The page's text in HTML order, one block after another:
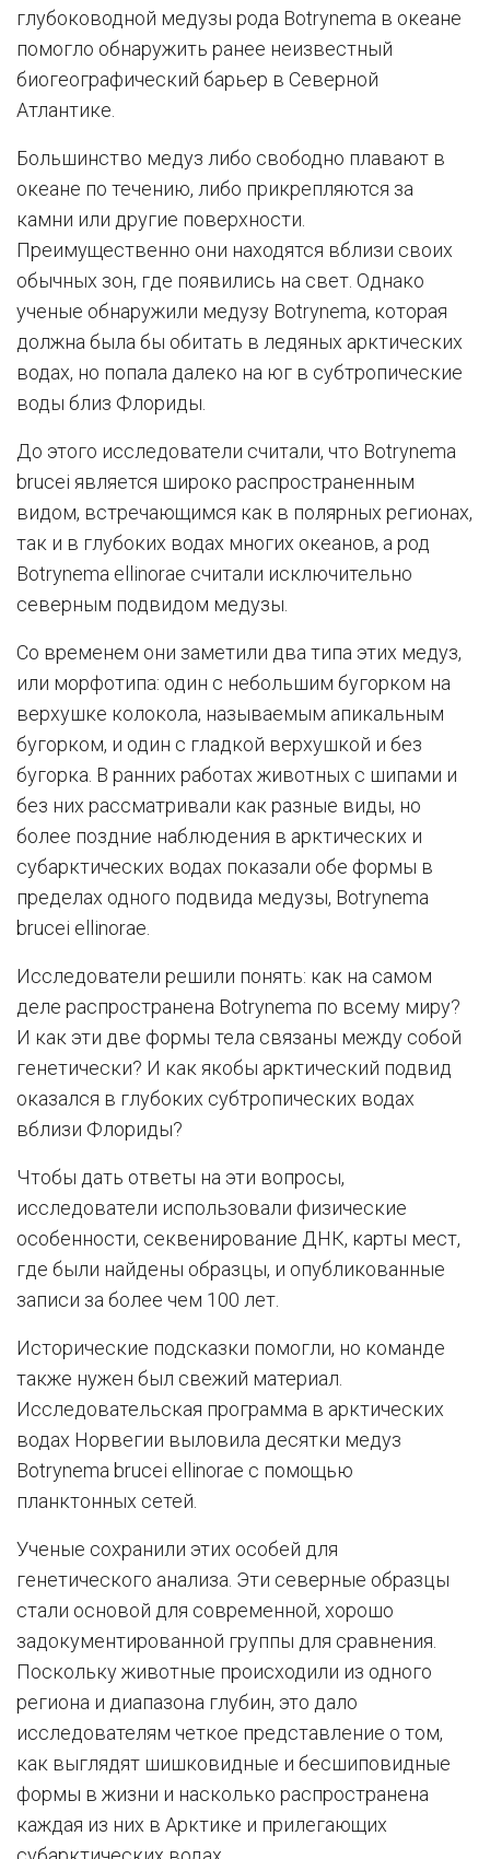
глубоководной медузы рода Botrynema в океане
помогло обнаружить ранее неизвестный
биогеографический барьер в Северной
Атлантике.
Большинство медуз либо свободно плавают в
океане по течению, либо прикрепляются за
камни или другие поверхности.
Преимущественно они находятся вблизи своих
обычных зон, где появились на свет. Однако
ученые обнаружили медузу Botrynema, которая
должна была бы обитать в ледяных арктических
водах, но попала далеко на юг в субтропические
воды близ Флориды.
До этого исследователи считали, что Botrynema
brucei является широко распространенным
видом, встречающимся как в полярных регионах,
так и в глубоких водах многих океанов, а род
Botrynema ellinorae считали исключительно
северным подвидом медузы.
Со временем они заметили два типа этих медуз,
или морфотипа: один с небольшим бугорком на
верхушке колокола, называемым апикальным
бугорком, и один с гладкой верхушкой и без
бугорка. В ранних работах животных с шипами и
без них рассматривали как разные виды, но
более поздние наблюдения в арктических и
субарктических водах показали обе формы в
пределах одного подвида медузы, Botrynema
brucei ellinorae.
Исследователи решили понять: как на самом
деле распространена Botrynema по всему миру?
И как эти две формы тела связаны между собой
генетически? И как якобы арктический подвид
оказался в глубоких субтропических водах
вблизи Флориды?
Чтобы дать ответы на эти вопросы,
исследователи использовали физические
особенности, секвенирование ДНК, карты мест,
где были найдены образцы, и опубликованные
записи за более чем 100 лет.
Исторические подсказки помогли, но команде
также нужен был свежий материал.
Исследовательская программа в арктических
водах Норвегии выловила десятки медуз
Botrynema brucei ellinorae с помощью
планктонных сетей.
Ученые сохранили этих особей для
генетического анализа. Эти северные образцы
стали основой для современной, хорошо
задокументированной группы для сравнения.
Поскольку животные происходили из одного
региона и диапазона глубин, это дало
исследователям четкое представление о том,
как выглядят шишковидные и бесшиповидные
формы в жизни и насколько распространена
каждая из них в Арктике и прилегающих